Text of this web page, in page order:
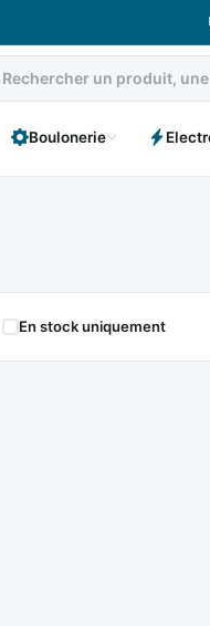
Boulonerie
En stock uniquement